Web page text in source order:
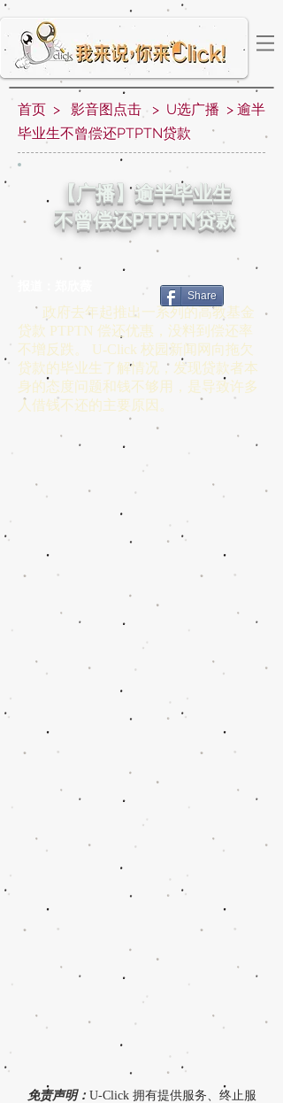
首页 > 影音图点击 > U选广播 > 逾半
毕业生不曾偿还PTPTN贷款
【广播】逾半毕业生
不曾偿还PTPTN贷款
政府去年起推出一系列的高教基金
贷款 PTPTN 偿还优惠，没料到偿还率
不增反跌。 U-Click 校园新闻网向拖欠
贷款的毕业生了解情况，发现贷款者本
身的态度问题和钱不够用，是导致许多
人借钱不还的主要原因。
Share
免责声明： U-Click 拥有提供服务、终止服